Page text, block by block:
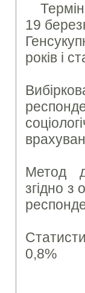
19
років і
Метод
згідно
0,8%